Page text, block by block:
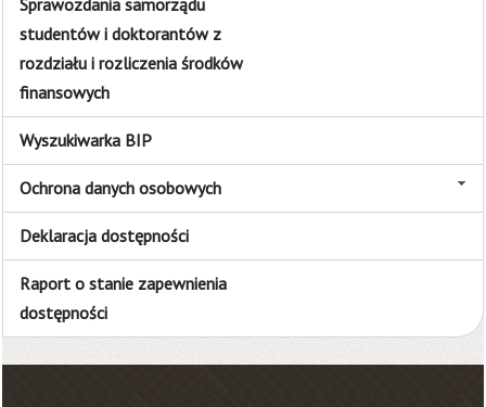
Sprawozdania samorządu
studentów i doktorantów z
rozdziału i rozliczenia środków
finansowych
Wyszukiwarka BIP
Ochrona danych osobowych
Deklaracja dostępności
Raport o stanie zapewnienia
dostępności